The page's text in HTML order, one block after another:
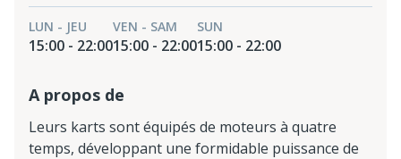
LUN - JEU
15:00 - 22:00
VEN - SAM
15:00 - 22:00
SUN
15:00 - 22:00
A propos de
Leurs karts sont équipés de moteurs à quatre
temps, développant une formidable puissance de